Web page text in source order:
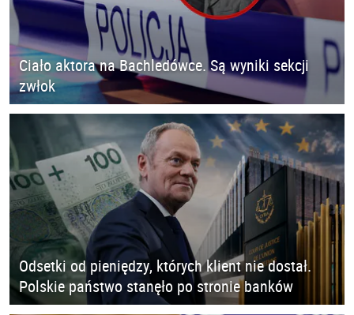
Ciało aktora na Bachledówce. Są wyniki sekcji
zwłok
Odsetki od pieniędzy, których klient nie dostał.
Polskie państwo stanęło po stronie banków